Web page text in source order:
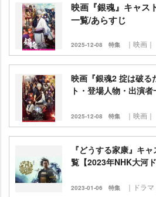
映画『銀魂』キャス
一覧/あらすじ
2025-12-08 特集 ｜映画｜
映画『銀魂2 掟は破る
ト・登場人物・出演
2025-12-08 特集 ｜映画｜
『どうする家康』キ
覧【2023年NHK大河ド
2023-01-06 特集 ｜ドラマ